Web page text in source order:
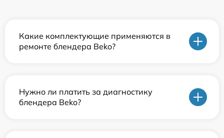
Какие комплектующие применяются в
ремонте блендера Beko?
Нужно ли платить за диагностику
блендера Beko?